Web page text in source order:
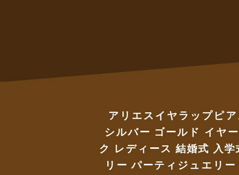
アリエスイヤラップピ
シルバー ゴールド イヤ
ク レディース 結婚式 入
リー パーティジュエリ